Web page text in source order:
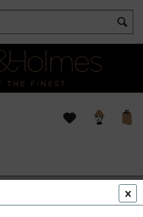
Holmes Buch von